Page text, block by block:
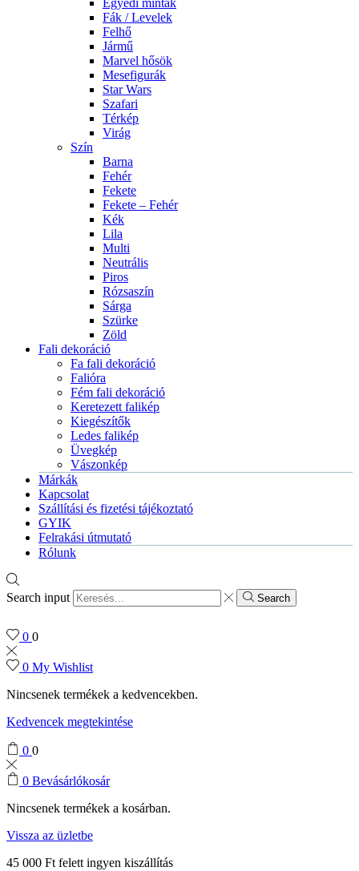
Egyedi minták
Fák / Levelek
Felhő
Jármű
Marvel hősök
Mesefigurák
Star Wars
Szafari
Térkép
Virág
Szín
Barna
Fehér
Fekete
Fekete – Fehér
Kék
Lila
Multi
Neutrális
Piros
Rózsaszín
Sárga
Szürke
Zöld
Fali dekoráció
Fa fali dekoráció
Falióra
Fém fali dekoráció
Keretezett falikép
Kiegészítők
Ledes falikép
Üvegkép
Vászonkép
Márkák
Kapcsolat
Szállítási és fizetési tájékoztató
GYIK
Felrakási útmutató
Rólunk
Search input Search
0 0
0 My Wishlist
Nincsenek termékek a kedvencekben.
Kedvencek megtekintése
0 0
0 Bevásárlókosár
Nincsenek termékek a kosárban.
Vissza az üzletbe
45 000 Ft felett ingyen kiszállítás